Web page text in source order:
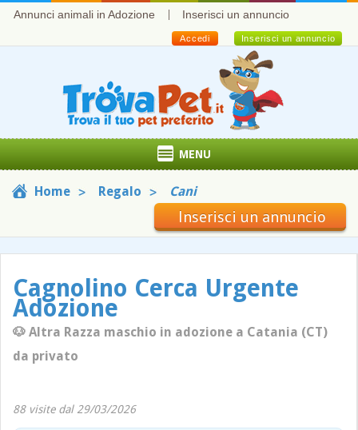
Annunci animali in Adozione Inserisci un annuncio
Inserisci un annuncio
Accedi
MENU
Home Regalo Cani
Inserisci un annuncio
Cagnolino Cerca Urgente
Adozione
🐶 Altra Razza maschio in adozione a Catania (CT)
da privato
88 visite dal 29/03/2026